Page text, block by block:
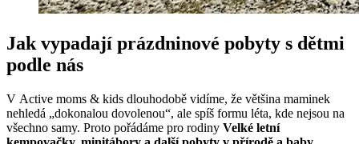
Jak vypadají prázdninové pobyty s dětmi
podle nás
V Active moms & kids dlouhodobě vidíme, že většina maminek
nehledá „dokonalou dovolenou“, ale spíš formu léta, kde nejsou na
všechno samy. Proto pořádáme pro rodiny Velké letní